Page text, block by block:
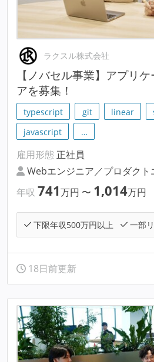
ラクスル株式会社
【ノバセル事業】アプリ
アを募集！
typescript git linear
javascript
…
雇用形態 正社員
Webエンジニア／プロダクト
年収 741万円 〜 1,014万円
下限年収500万円以上 一部
18日前更新